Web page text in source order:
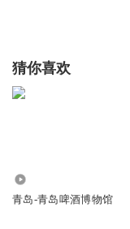
猜你喜欢
青岛-青岛啤酒博物馆